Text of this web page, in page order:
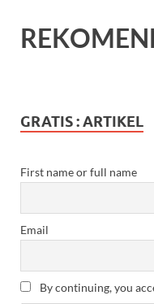
GRATIS : ARTIKEL
First name or full name
Email
By continuing, you